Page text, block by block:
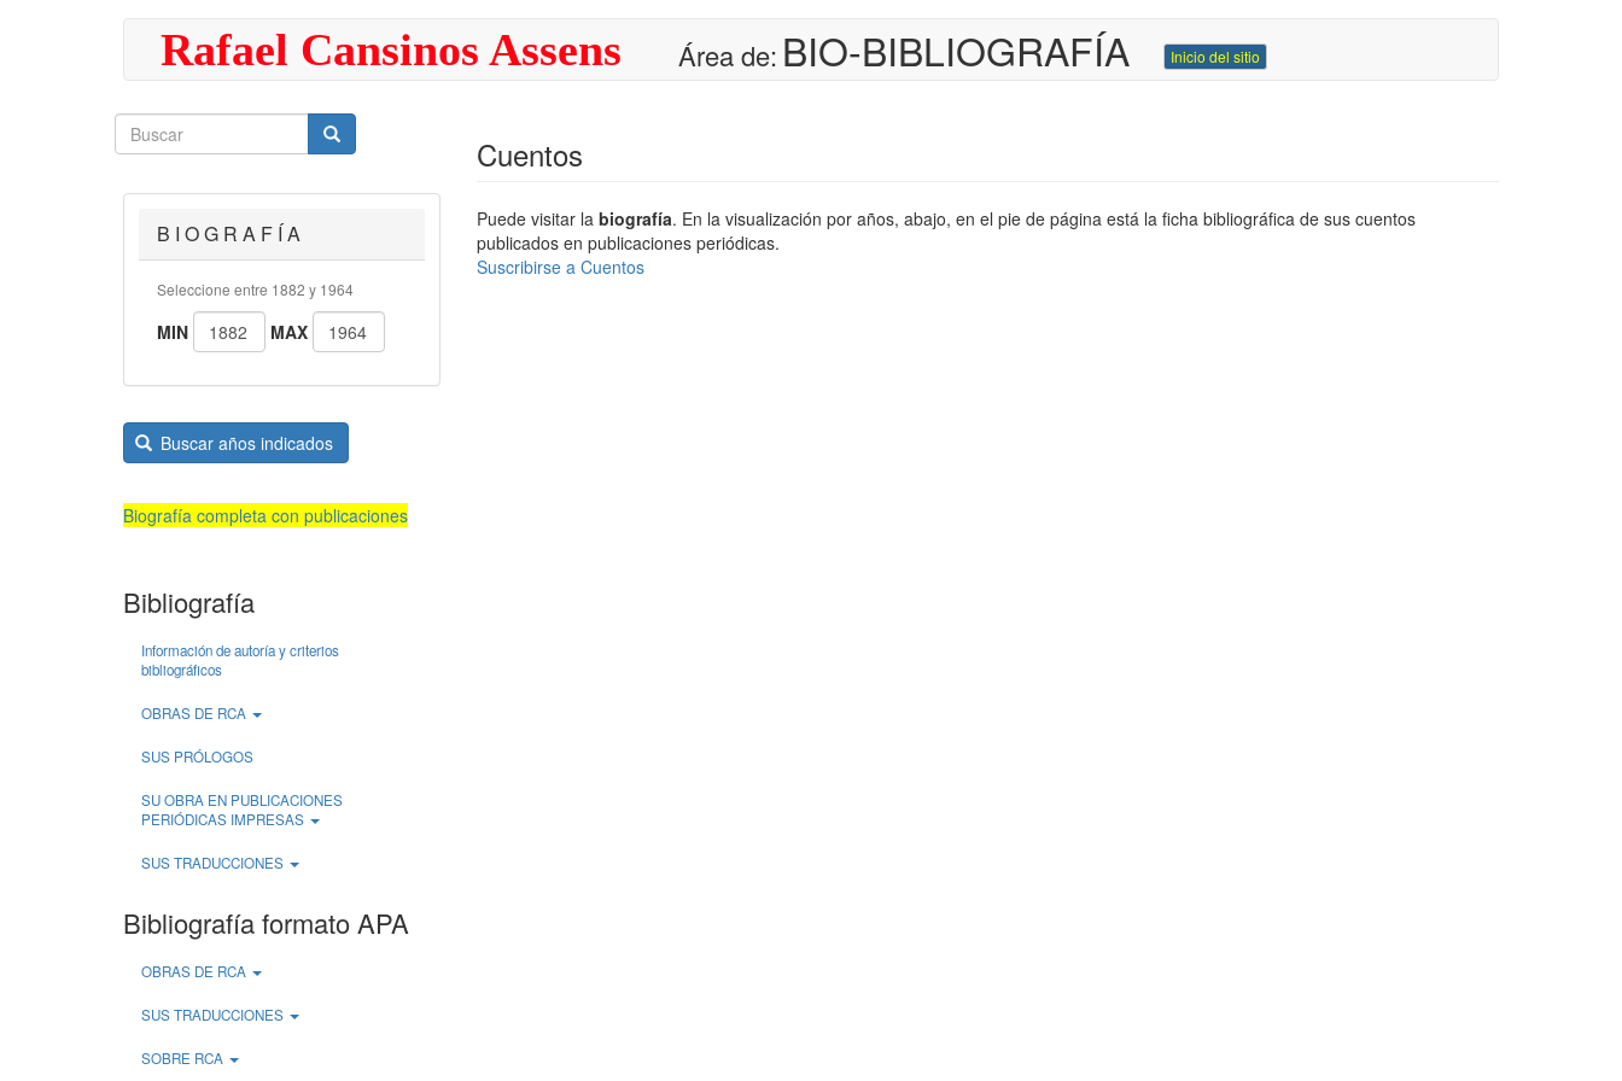
Rafael Cansinos Assens Área de: BIO-BIBLIOGRAFÍA Inicio del sitio
Buscar
Buscar
Buscar
B I O G R A F Í A
Seleccione entre 1882 y 1964
MIN MAX
Buscar años indicados
Biografía completa con publicaciones
Bibliografía
Información de autoría y criterios
bibliográficos
OBRAS DE RCA
SUS PRÓLOGOS
SU OBRA EN PUBLICACIONES
PERIÓDICAS IMPRESAS
SUS TRADUCCIONES
Bibliografía formato APA
OBRAS DE RCA
SUS TRADUCCIONES
SOBRE RCA
Cuentos
Puede visitar la biografía. En la visualización por años, abajo, en el pie de página está la ficha bibliográfica de sus cuentos
publicados en publicaciones periódicas.
Suscribirse a Cuentos